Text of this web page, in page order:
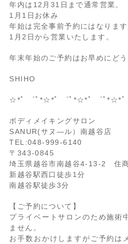
年内は12月31日まで通常営業。
1月1日お休み
年始は完全事前予約にはなりま
1月2日から営業いたします。
年末年始のご予約はお早めにどう
SHIHO
☆*ﾟ ゜ﾟ*☆*ﾟ ゜ﾟ*☆*ﾟ ゜ﾟ*☆*ﾟ
ボディメイキングサロン
SANUR(サヌ―ル）南越谷店
TEL:048-999-6140
〒343-0845
埼玉県越谷市南越谷4‐13‐2 住
新越谷駅西口徒歩1分
南越谷駅徒歩3分
【ご予約について】
プライベートサロンのため施術
ません。
お手数おかけしますがご予約は